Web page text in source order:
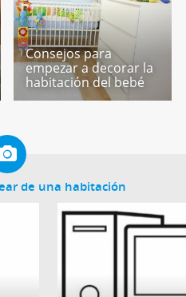
Consejos para
empezar a decorar la
habitación del bebé
de una habitación